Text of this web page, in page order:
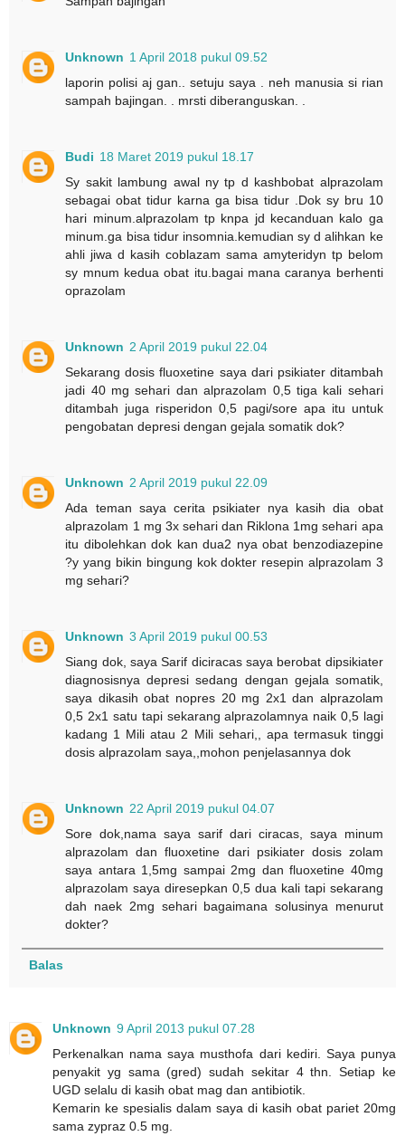
Unknown 1 April 2018 pukul 09.52
laporin polisi aj gan.. setuju saya . neh manusia si rian
sampah bajingan. . mrsti diberanguskan. .
Budi 18 Maret 2019 pukul 18.17
Sy sakit lambung awal ny tp d kashbobat alprazolam
sebagai obat tidur karna ga bisa tidur .Dok sy bru 10
hari minum.alprazolam tp knpa jd kecanduan kalo ga
minum.ga bisa tidur insomnia.kemudian sy d alihkan ke
ahli jiwa d kasih coblazam sama amyteridyn tp belom
sy mnum kedua obat itu.bagai mana caranya berhenti
oprazolam
Unknown 2 April 2019 pukul 22.04
Sekarang dosis fluoxetine saya dari psikiater ditambah
jadi 40 mg sehari dan alprazolam 0,5 tiga kali sehari
ditambah juga risperidon 0,5 pagi/sore apa itu untuk
pengobatan depresi dengan gejala somatik dok?
Unknown 2 April 2019 pukul 22.09
Ada teman saya cerita psikiater nya kasih dia obat
alprazolam 1 mg 3x sehari dan Riklona 1mg sehari apa
itu dibolehkan dok kan dua2 nya obat benzodiazepine
?y yang bikin bingung kok dokter resepin alprazolam 3
mg sehari?
Unknown 3 April 2019 pukul 00.53
Siang dok, saya Sarif diciracas saya berobat dipsikiater
diagnosisnya depresi sedang dengan gejala somatik,
saya dikasih obat nopres 20 mg 2x1 dan alprazolam
0,5 2x1 satu tapi sekarang alprazolamnya naik 0,5 lagi
kadang 1 Mili atau 2 Mili sehari,, apa termasuk tinggi
dosis alprazolam saya,,mohon penjelasannya dok
Unknown 22 April 2019 pukul 04.07
Sore dok,nama saya sarif dari ciracas, saya minum
alprazolam dan fluoxetine dari psikiater dosis zolam
saya antara 1,5mg sampai 2mg dan fluoxetine 40mg
alprazolam saya diresepkan 0,5 dua kali tapi sekarang
dah naek 2mg sehari bagaimana solusinya menurut
dokter?
Balas
Unknown 9 April 2013 pukul 07.28
Perkenalkan nama saya musthofa dari kediri. Saya punya
penyakit yg sama (gred) sudah sekitar 4 thn. Setiap ke
UGD selalu di kasih obat mag dan antibiotik.
Kemarin ke spesialis dalam saya di kasih obat pariet 20mg
sama zypraz 0.5 mg.